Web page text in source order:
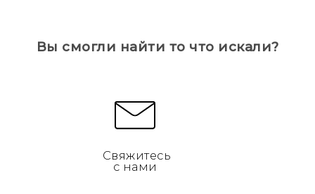
Вы смогли найти то что искали?
Свяжитесь
с нами